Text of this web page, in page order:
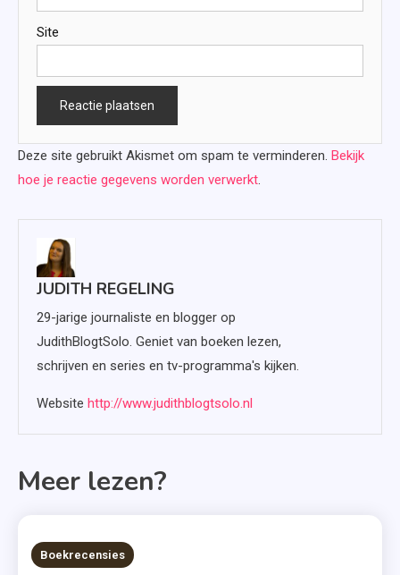
Site
Deze site gebruikt Akismet om spam te verminderen. Bekijk
hoe je reactie gegevens worden verwerkt.
JUDITH REGELING
29-jarige journaliste en blogger op
JudithBlogtSolo. Geniet van boeken lezen,
schrijven en series en tv-programma's kijken.
Website http://www.judithblogtsolo.nl
Meer lezen?
6 MINS READ
Boekrecensies